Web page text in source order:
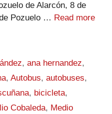
de Alarcón, 8 de
Pozuelo … Read more
,ana hernandez,
, Autobus, autobuses,
, bicicleta,
Cobaleda, Medio